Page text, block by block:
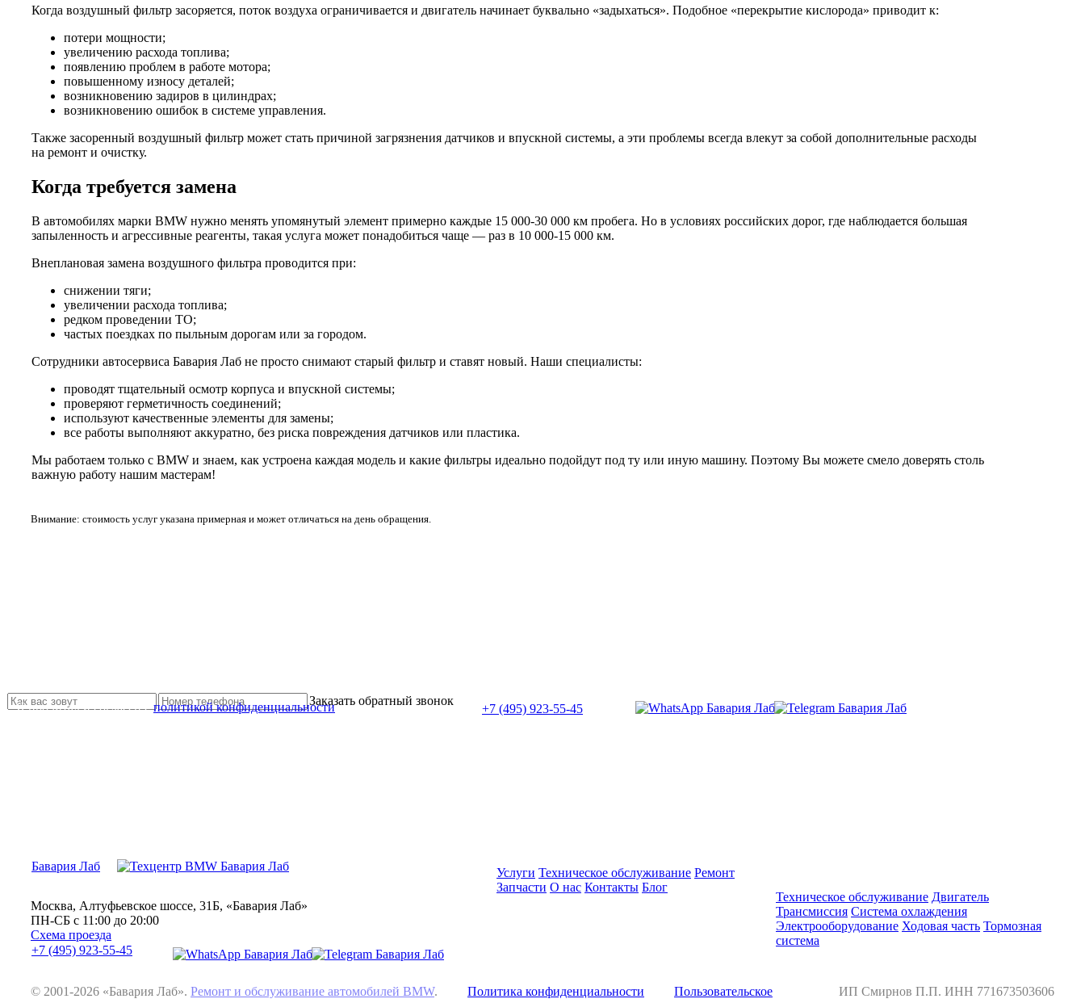
Когда воздушный фильтр засоряется, поток воздуха ограничивается и двигатель начинает буквально «задыхаться». Подобное «перекрытие кислорода» приводит к:
потери мощности;
увеличению расхода топлива;
появлению проблем в работе мотора;
повышенному износу деталей;
возникновению задиров в цилиндрах;
возникновению ошибок в системе управления.
Также засоренный воздушный фильтр может стать причиной загрязнения датчиков и впускной системы, а эти проблемы всегда влекут за собой дополнительные расходы
на ремонт и очистку.
Когда требуется замена
В автомобилях марки BMW нужно менять упомянутый элемент примерно каждые 15 000-30 000 км пробега. Но в условиях российских дорог, где наблюдается большая
запыленность и агрессивные реагенты, такая услуга может понадобиться чаще — раз в 10 000-15 000 км.
Внеплановая замена воздушного фильтра проводится при:
снижении тяги;
увеличении расхода топлива;
редком проведении ТО;
частых поездках по пыльным дорогам или за городом.
Сотрудники автосервиса Бавария Лаб не просто снимают старый фильтр и ставят новый. Наши специалисты:
проводят тщательный осмотр корпуса и впускной системы;
проверяют герметичность соединений;
используют качественные элементы для замены;
все работы выполняют аккуратно, без риска повреждения датчиков или пластика.
Мы работаем только с BMW и знаем, как устроена каждая модель и какие фильтры идеально подойдут под ту или иную машину. Поэтому Вы можете смело доверять столь
важную работу нашим мастерам!
Внимание: стоимость услуг указана примерная и может отличаться на день обращения.
Заказать обратный звонок
Я прочитал и согласен сполитикой конфиденциальности
+7 (495) 923-55-45
Бавария Лаб
Москва, Алтуфьевское шоссе, 31Б, «Бавария Лаб»
ПН-СБ с 11:00 до 20:00
Схема проезда
+7 (495) 923-55-45
Услуги Техническое обслуживание Ремонт
Запчасти О нас Контакты Блог
Техническое обслуживание Двигатель
Трансмиссия Система охлаждения
Электрооборудование Ходовая часть Тормозная
система
© 2001-2026 «Бавария Лаб». Ремонт и обслуживание автомобилей BMW. Политика конфиденциальности
Пользовательское
ИП Смирнов П.П. ИНН 771673503606